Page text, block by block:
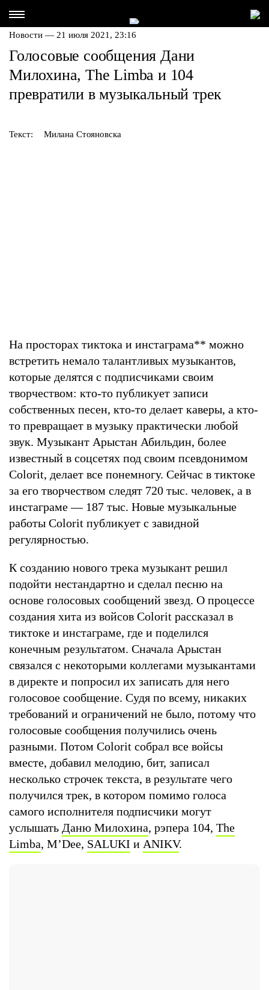
Новости — 21 июля 2021, 23:16
Голосовые сообщения Дани
Милохина, The Limba и 104
превратили в музыкальный трек
Текст: Милана Стояновска
На просторах тиктока и инстаграма** можно
встретить немало талантливых музыкантов,
которые делятся с подписчиками своим
творчеством: кто-то публикует записи
собственных песен, кто-то делает каверы, а кто-
то превращает в музыку практически любой
звук. Музыкант Арыстан Абильдин, более
известный в соцсетях под своим псевдонимом
Colorit, делает все понемногу. Сейчас в тиктоке
за его творчеством следят 720 тыс. человек, а в
инстаграме — 187 тыс. Новые музыкальные
работы Colorit публикует с завидной
регулярностью.
К созданию нового трека музыкант решил
подойти нестандартно и сделал песню на
основе голосовых сообщений звезд. О процессе
создания хита из войсов Colorit рассказал в
тиктоке и инстаграме, где и поделился
конечным результатом. Сначала Арыстан
связался с некоторыми коллегами музыкантами
в директе и попросил их записать для него
голосовое сообщение. Судя по всему, никаких
требований и ограничений не было, потому что
голосовые сообщения получились очень
разными. Потом Colorit собрал все войсы
вместе, добавил мелодию, бит, записал
несколько строчек текста, в результате чего
получился трек, в котором помимо голоса
самого исполнителя подписчики могут
услышать Даню Милохина, рэпера 104, The
Limba, M’Dee, SALUKI и АNIKV.